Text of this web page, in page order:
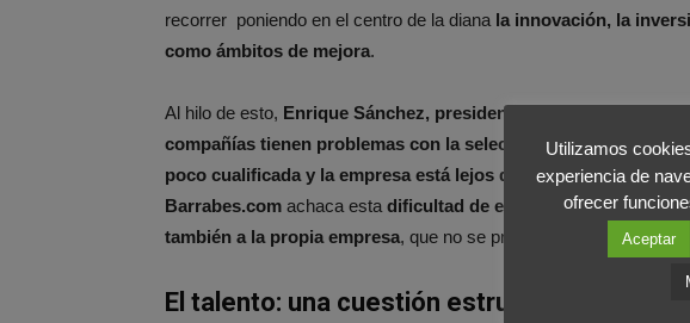
recorrer poniendo en el centro de la diana la innovación, la
como ámbitos de mejora.
Al hilo de esto, Enrique Sánchez, presidente de Adecco en
compañías tienen problemas con la selección de
poco cualificada y la empresa está lejos del sistema
Barrabes.com achaca esta dificultad de encontrar perfiles
también a la propia empresa, que no se preocupa por formar a
El talento: una cuestión estructural
Utilizamos
experiencia de
ofrecer
Aceptar